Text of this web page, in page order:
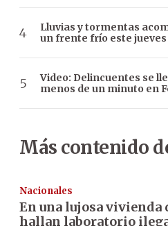
Lluvias y tormentas
un frente frío este jueves
Video: Delincuentes se
menos de un minuto en
Más contenido
Nacionales
En una lujosa vivienda
hallan laboratorio